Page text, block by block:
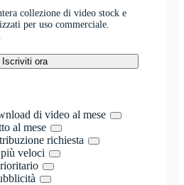
collezione di video stock e
per uso commerciale.
Iscriviti ora
di video al mese
al mese
richiesta
veloci